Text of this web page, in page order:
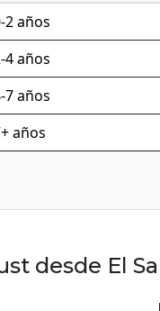
2 años
4 años
7 años
años
desde El